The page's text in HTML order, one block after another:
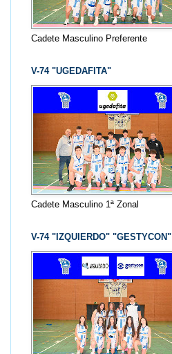
Cadete Masculino Preferente
V-74 "UGEDAFITA"
Cadete Masculino 1ª Zonal
V-74 "IZQUIERDO" "GESTYCON"